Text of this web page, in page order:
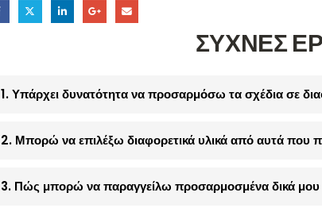
ΣΥΧΝΕΣ
1. Υπάρχει δυνατότητα να προσαρμόσω τα σχέδια σε
2. Μπορώ να επιλέξω διαφορετικά υλικά από αυτά που
3. Πώς μπορώ να παραγγείλω προσαρμοσμένα δικά μου